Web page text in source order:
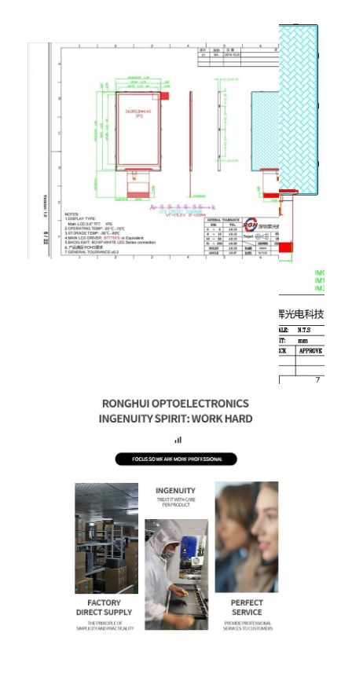
Erdklemmen für analoge
Schaltungen
Zurücksetzen
RESEI-PIN
Erdklemmen für analoge
Schaltungen
VCC
Einstellung der Leistung
GND
Erdklemmen für analoge
Schaltungen
VCC 2.8V Einstellung der Leistung